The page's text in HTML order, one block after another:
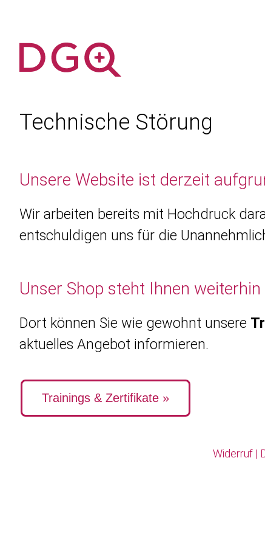
Technische Störung
Unsere Website ist derzeit
Wir arbeiten bereits mit Hochdruck
entschuldigen uns für die
Unser Shop steht Ihnen
Dort können Sie wie gewohnt unsere
aktuelles Angebot informieren.
Trainings & Zertifikate »
Widerruf |